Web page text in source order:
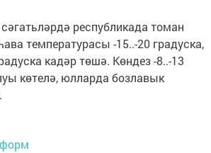
республикада томан
температурасы -15..-20 градуска,
кадәр төшә. Көндез -8..-13
көтелә, юлларда бозлавык